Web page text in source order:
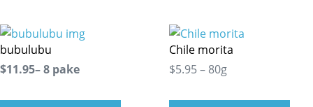
bubulubu
$11.95– 8 pake
Chile morita
$5.95 – 80g